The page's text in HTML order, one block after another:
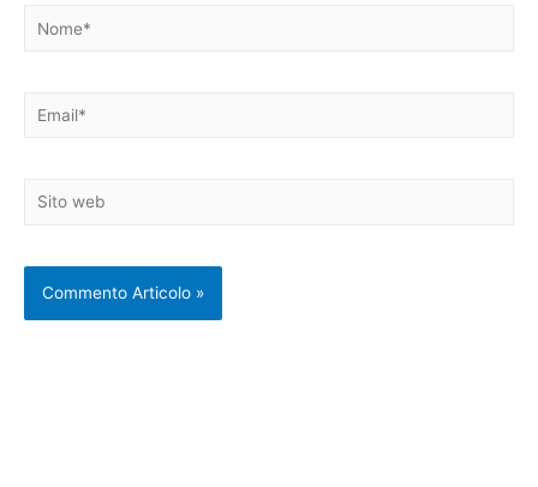
Nome*
Email*
Sito